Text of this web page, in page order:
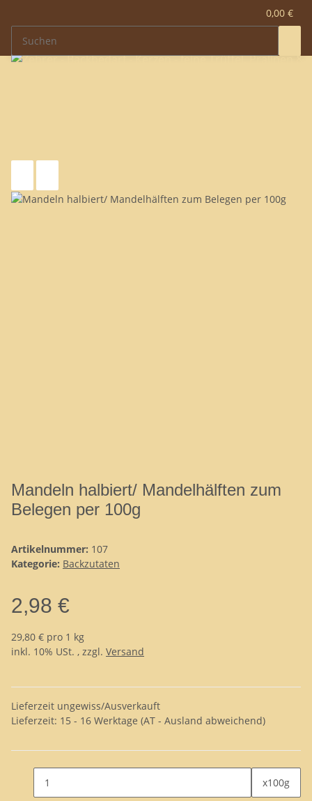
0,00 €
Mandeln halbiert/ Mandelhälften zum
Belegen per 100g
Artikelnummer: 107
Kategorie: Backzutaten
2,98 €
29,80 € pro 1 kg
inkl. 10% USt. , zzgl. Versand
Lieferzeit ungewiss/Ausverkauft
Lieferzeit: 15 - 16 Werktage (AT - Ausland abweichend)
x100g